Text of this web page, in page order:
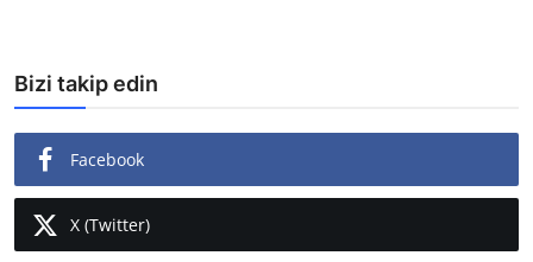
Bizi takip edin
Facebook
X (Twitter)